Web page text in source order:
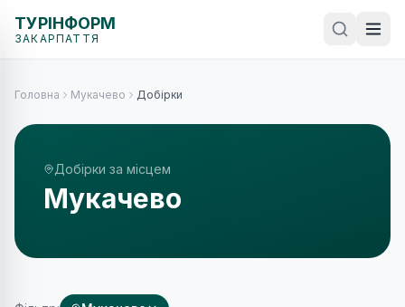
ТУРІНФОРМ
ЗАКАРПАТТЯ
Головна Мукачево Добірки
Добірки за місцем
Мукачево